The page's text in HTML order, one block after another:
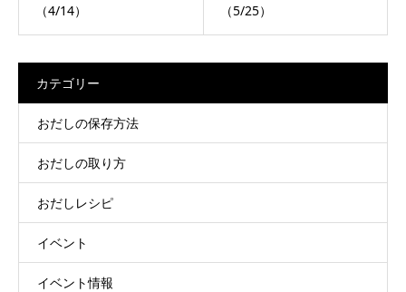
（4/14）
（5/25）
カテゴリー
おだしの保存方法
おだしの取り方
おだしレシピ
イベント
イベント情報